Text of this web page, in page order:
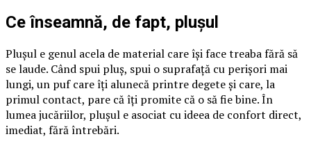
Ce înseamnă, de fapt, plușul
Plușul e genul acela de material care își face treaba fără să
se laude. Când spui pluș, spui o suprafață cu perișori mai
lungi, un puf care îți alunecă printre degete și care, la
primul contact, pare că îți promite că o să fie bine. În
lumea jucăriilor, plușul e asociat cu ideea de confort direct,
imediat, fără întrebări.